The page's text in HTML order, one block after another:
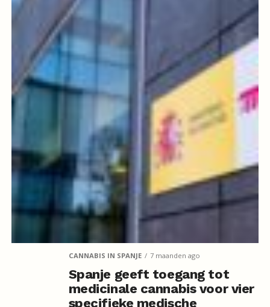
CANNABIS IN SPANJE 7 maanden ago
Spanje geeft toegang tot
medicinale cannabis voor vier
specifieke medische